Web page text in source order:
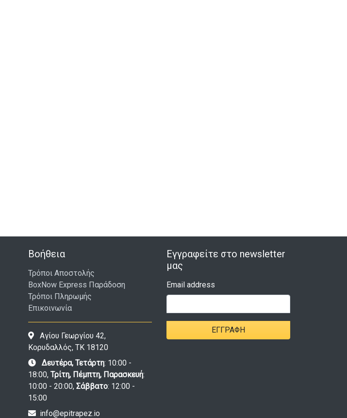
Βοήθεια
Τρόποι Αποστολής
BoxNow Express Παράδοση
Τρόποι Πληρωμής
Επικοινωνία
Αγίου Γεωργίου 42,
Κορυδαλλός, ΤΚ 18120
Δευτέρα, Τετάρτη: 10:00 -
18:00, Τρίτη, Πέμπτη, Παρασκευή:
10:00 - 20:00, Σάββατο: 12:00 -
15:00
info@epitrapez.io
Εγγραφείτε στο newsletter
μας
Email address
ΕΓΓΡΑΦΉ